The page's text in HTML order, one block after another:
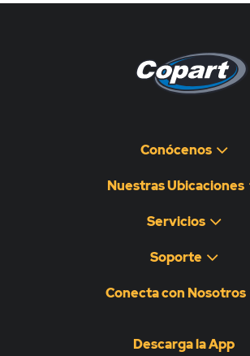
Conócenos
Nuestras Ubicaciones
Servicios
Soporte
Conecta con Nosotros
Descarga la App